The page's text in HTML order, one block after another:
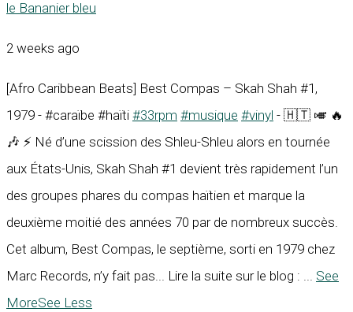
le Bananier bleu
2 weeks ago
[Afro Caribbean Beats] Best Compas – Skah Shah #1,
1979 - #caraïbe #haïti #33rpm #musique #vinyl - 🇭🇹 🎺 🔥
🎶 ⚡ Né d’une scission des Shleu-Shleu alors en tournée
aux États-Unis, Skah Shah #1 devient très rapidement l’un
des groupes phares du compas haïtien et marque la
deuxième moitié des années 70 par de nombreux succès.
Cet album, Best Compas, le septième, sorti en 1979 chez
Marc Records, n’y fait pas... Lire la suite sur le blog : ... See
MoreSee Less